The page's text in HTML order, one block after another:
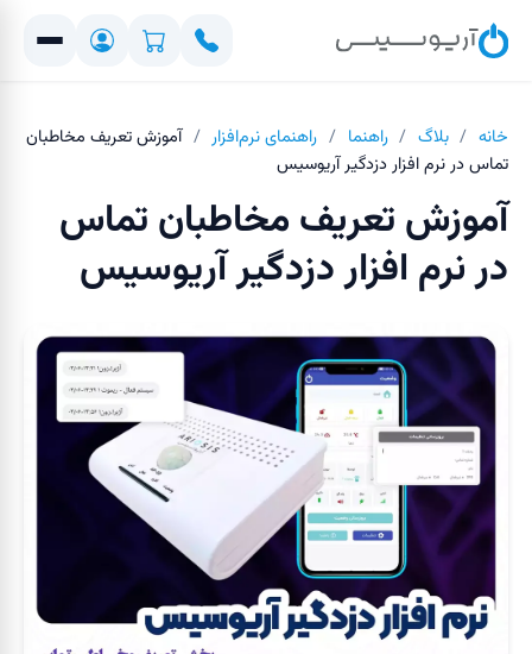
خانه / بلاگ / راهنما / راهنمای نرم‌افزار / آموزش تعریف مخاطبان
تماس در نرم افزار دزدگیر آریوسیس
آموزش تعریف مخاطبان تماس
در نرم افزار دزدگیر آریوسیس